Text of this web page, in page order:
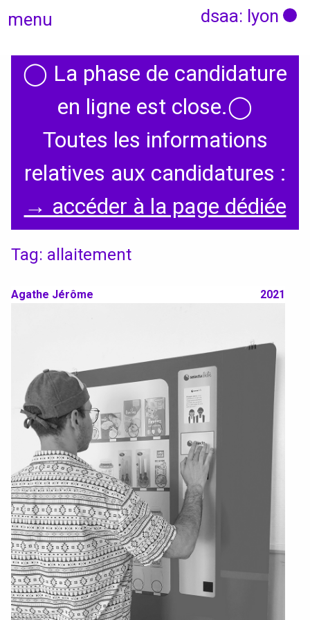
menu dsaa: lyon
Actualités
Candidatures
Graphisme, médias, médiations
Espace, Usages, Territoires
International
Erasmus
Accueil des étrangers
Partir à l’étranger
Diplômes
◯ La phase de candidature
en ligne est close.◯
Toutes les informations
relatives aux candidatures :
→ accéder à la page dédiée
Tag: allaitement
Agathe Jérôme 2021